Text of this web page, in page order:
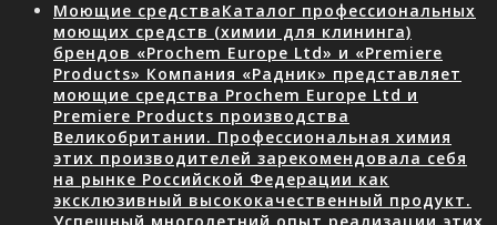
Моющие средстваКаталог профессиональных
моющих средств (химии для клининга)
брендов «Prochem Europe Ltd» и «Premiere
Products» Компания «Радник» представляет
моющие средства Prochem Europe Ltd и
Premiere Products производства
Великобритании. Профессиональная химия
этих производителей зарекомендовала себя
на рынке Российской Федерации как
эксклюзивный высококачественный продукт.